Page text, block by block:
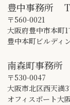
豊中事務所
〒560-0021
大阪府豊中市本町1
豊中本町ビルディ
南森町事務所
〒530-0047
大阪市北区西天満
オフィスポート大